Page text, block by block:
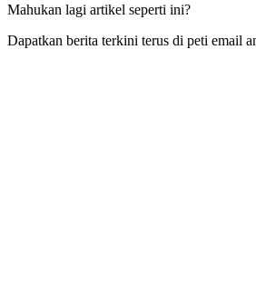
Mahukan lagi artikel seperti ini?
Dapatkan berita terkini terus di peti email